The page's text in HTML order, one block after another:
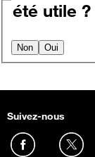
été utile ?
Non Oui
Suivez-nous